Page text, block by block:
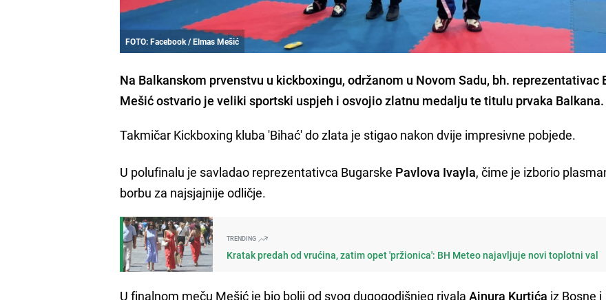
FOTO: Facebook / Elmas Mešić
Na Balkanskom prvenstvu u kickboxingu, održanom u Novom Sadu, bh. reprezentativac
Mešić ostvario je veliki sportski uspjeh i osvojio zlatnu medalju te titulu prvaka Balkana.
Takmičar Kickboxing kluba 'Bihać' do zlata je stigao nakon dvije impresivne pobjede.
U polufinalu je savladao reprezentativca Bugarske Pavlova Ivayla, čime je izborio
borbu za najsjajnije odličje.
TRENDING
Kratak predah od vrućina, zatim opet 'pržionica': BH Meteo najavljuje novi toplotni val
U finalnom meču Mešić je bio bolji od svog dugogodišnjeg rivalaAjnura Kurtića iz Bosne i